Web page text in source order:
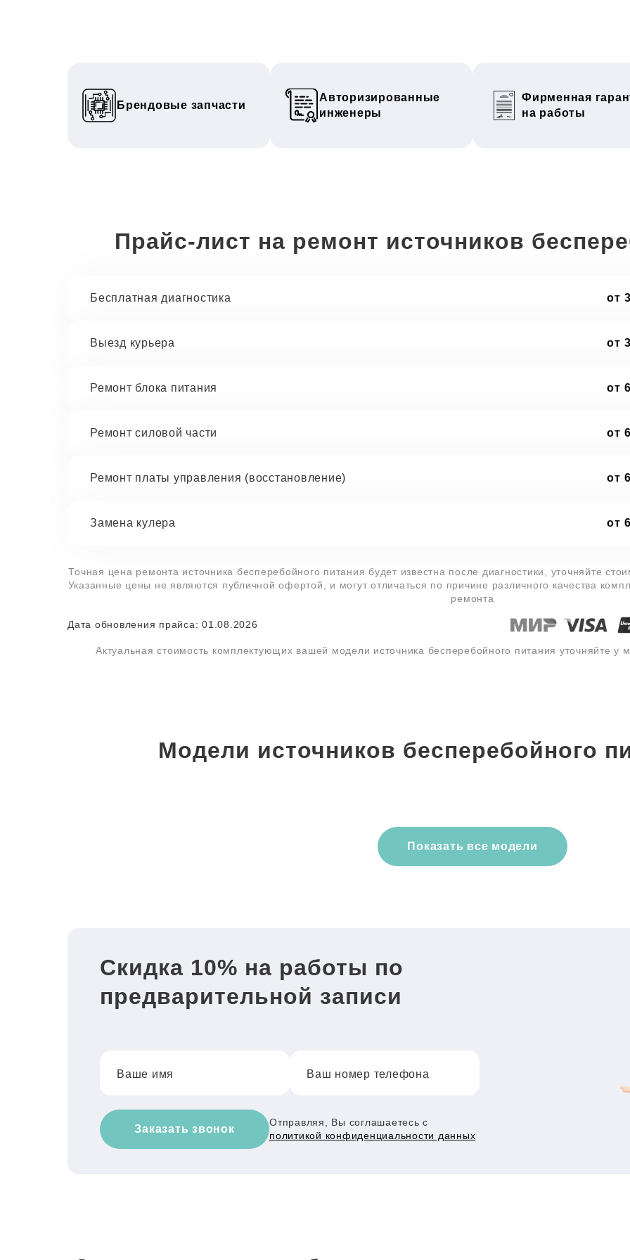
Брендовые запчасти
Авторизированные
инженеры
Фирменная
на работы
Прайс-лист на ремонт источников
Бесплатная диагностика от
Выезд курьера от
Ремонт блока питания от
Ремонт силовой части от
Ремонт платы управления (восстановление) от
Замена кулера от
Точная цена ремонта источника бесперебойного питания будет известна после диагностики, уточняйте
Указанные цены не являются публичной офертой, и могут отличаться по причине различного качества
ремонта
Дата обновления прайса: 01.08.2026
Актуальная стоимость комплектующих вашей модели источника бесперебойного питания уточняйте
Модели источников бесперебойного
Показать все модели
Скидка 10% на работы по
предварительной записи
Ваше имя Ваш номер телефона
Заказать звонок
Отправляя, Вы соглашаетесь с
политикой конфиденциальности данных